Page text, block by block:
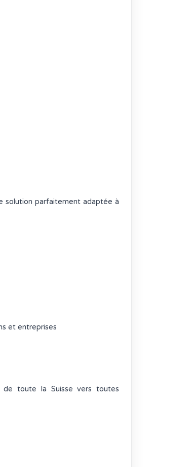
solution parfaitement adaptée à
et entreprises
de toute la Suisse vers toutes